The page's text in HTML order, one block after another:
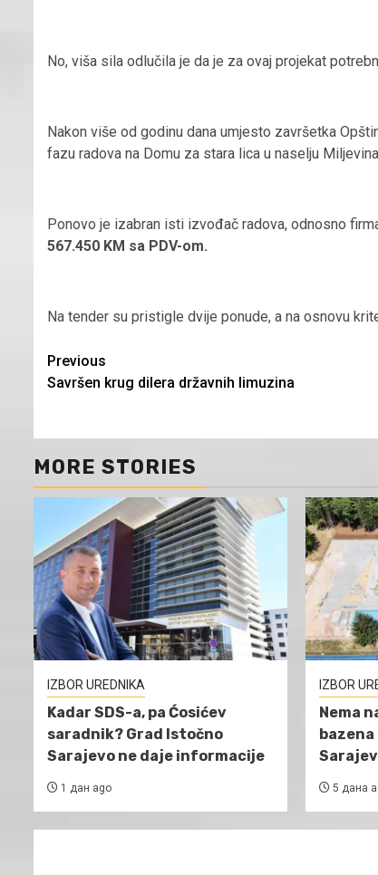
No, viša sila odlučila je da je za ovaj projekat
Nakon više od godinu dana umjesto završetka
fazu radova na Domu za stara lica u naselju
Ponovo je izabran isti izvođač radova, odnosno
567.450 KM sa PDV-om.
Na tender su pristigle dvije ponude, a na osnovu
Continue
Reading
Previous
Savršen krug dilera državnih limuzina
MORE STORIES
IZBOR UREDNIKA
Kadar SDS-a, pa Ćosićev
saradnik? Grad Istočno
Sarajevo ne daje informacije
1 дан ago
IZBOR
Nema
bazena
5 дана